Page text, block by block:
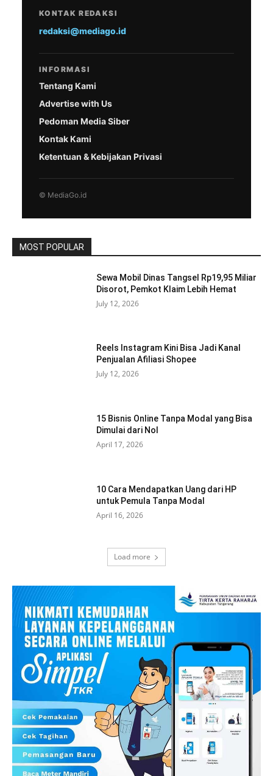
KONTAK REDAKSI
redaksi@mediago.id
INFORMASI
Tentang Kami
Advertise with Us
Pedoman Media Siber
Kontak Kami
Ketentuan & Kebijakan Privasi
© MediaGo.id
MOST POPULAR
Sewa Mobil Dinas Tangsel Rp19,95 Miliar
Disorot, Pemkot Klaim Lebih Hemat
July 12, 2026
Reels Instagram Kini Bisa Jadi Kanal
Penjualan Afiliasi Shopee
July 12, 2026
15 Bisnis Online Tanpa Modal yang Bisa
Dimulai dari Nol
April 17, 2026
10 Cara Mendapatkan Uang dari HP
untuk Pemula Tanpa Modal
April 16, 2026
Load more